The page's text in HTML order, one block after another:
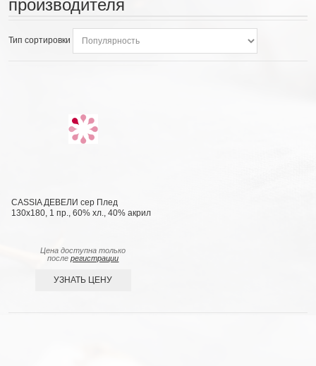
производителя
Тип сортировки
CASSIA ДЕВЕЛИ сер Плед
130x180, 1 пр., 60% хл., 40% акрил
Цена доступна только
послерегистрации
УЗНАТЬ ЦЕНУ